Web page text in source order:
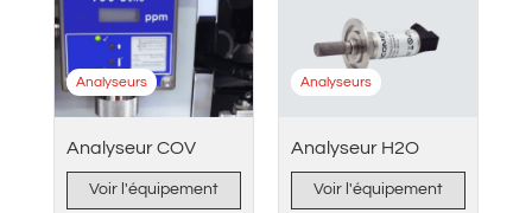
Analyseur COV
Analyseurs
Voir l'équipement
Analyseur H2O
Analyseurs
Voir l'équipement